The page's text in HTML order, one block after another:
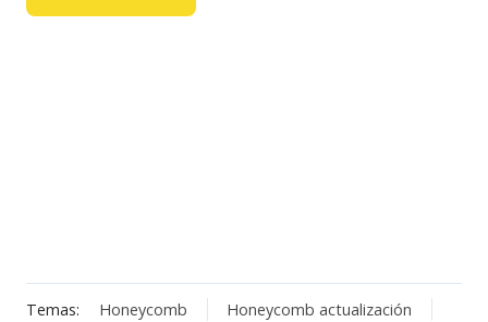
Temas: Honeycomb
Honeycomb actualización